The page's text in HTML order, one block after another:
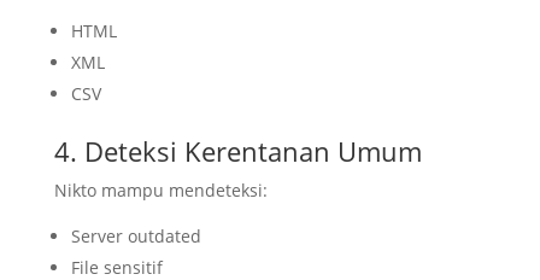
HTML
XML
CSV
4. Deteksi Kerentanan Umum
Nikto mampu mendeteksi:
Server outdated
File sensitif